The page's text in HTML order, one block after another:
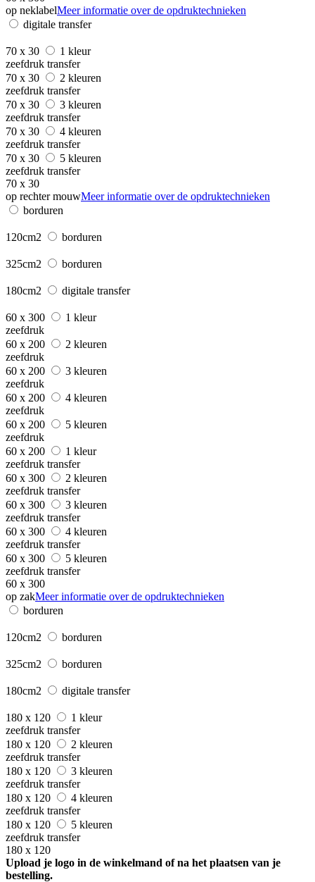
op neklabelMeer informatie over de opdruktechnieken
digitale transfer
70 x 30
1 kleur
zeefdruk transfer
70 x 30
2 kleuren
zeefdruk transfer
70 x 30
3 kleuren
zeefdruk transfer
70 x 30
4 kleuren
zeefdruk transfer
70 x 30
5 kleuren
zeefdruk transfer
70 x 30
op rechter mouwMeer informatie over de opdruktechnieken
borduren
120cm2 borduren
325cm2 borduren
180cm2 digitale transfer
60 x 300
1 kleur
zeefdruk
60 x 200
2 kleuren
zeefdruk
60 x 200
3 kleuren
zeefdruk
60 x 200
4 kleuren
zeefdruk
60 x 200
5 kleuren
zeefdruk
60 x 200
1 kleur
zeefdruk transfer
60 x 300
2 kleuren
zeefdruk transfer
60 x 300
3 kleuren
zeefdruk transfer
60 x 300
4 kleuren
zeefdruk transfer
60 x 300
5 kleuren
zeefdruk transfer
60 x 300
op zakMeer informatie over de opdruktechnieken
borduren
120cm2 borduren
325cm2 borduren
180cm2 digitale transfer
180 x 120
1 kleur
zeefdruk transfer
180 x 120
2 kleuren
zeefdruk transfer
180 x 120
3 kleuren
zeefdruk transfer
180 x 120
4 kleuren
zeefdruk transfer
180 x 120
5 kleuren
zeefdruk transfer
180 x 120
Upload je logo in de winkelmand of na het plaatsen van je
bestelling.